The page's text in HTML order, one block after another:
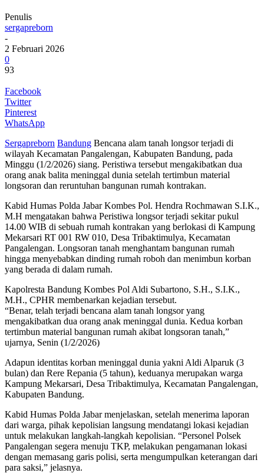
Penulis
sergapreborn
-
2 Februari 2026
0
93
Facebook
Twitter
Pinterest
WhatsApp
Sergapreborn Bandung Bencana alam tanah longsor terjadi di
wilayah Kecamatan Pangalengan, Kabupaten Bandung, pada
Minggu (1/2/2026) siang. Peristiwa tersebut mengakibatkan dua
orang anak balita meninggal dunia setelah tertimbun material
longsoran dan reruntuhan bangunan rumah kontrakan.
Kabid Humas Polda Jabar Kombes Pol. Hendra Rochmawan S.I.K.,
M.H mengatakan bahwa Peristiwa longsor terjadi sekitar pukul
14.00 WIB di sebuah rumah kontrakan yang berlokasi di Kampung
Mekarsari RT 001 RW 010, Desa Tribaktimulya, Kecamatan
Pangalengan. Longsoran tanah menghantam bangunan rumah
hingga menyebabkan dinding rumah roboh dan menimbun korban
yang berada di dalam rumah.
Kapolresta Bandung Kombes Pol Aldi Subartono, S.H., S.I.K.,
M.H., CPHR membenarkan kejadian tersebut.
“Benar, telah terjadi bencana alam tanah longsor yang
mengakibatkan dua orang anak meninggal dunia. Kedua korban
tertimbun material bangunan rumah akibat longsoran tanah,”
ujarnya, Senin (1/2/2026)
Adapun identitas korban meninggal dunia yakni Aldi Alparuk (3
bulan) dan Rere Repania (5 tahun), keduanya merupakan warga
Kampung Mekarsari, Desa Tribaktimulya, Kecamatan Pangalengan,
Kabupaten Bandung.
Kabid Humas Polda Jabar menjelaskan, setelah menerima laporan
dari warga, pihak kepolisian langsung mendatangi lokasi kejadian
untuk melakukan langkah-langkah kepolisian. “Personel Polsek
Pangalengan segera menuju TKP, melakukan pengamanan lokasi
dengan memasang garis polisi, serta mengumpulkan keterangan dari
para saksi,” jelasnya.